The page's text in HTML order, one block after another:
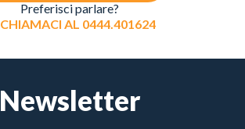
Preferisci parlare?
CHIAMACI AL 0444.401624
Newsletter